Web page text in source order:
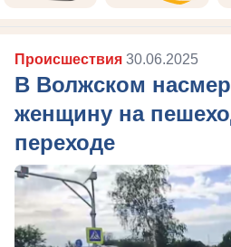
Происшествия 30.06.2025
В Волжском
женщину на
переходе